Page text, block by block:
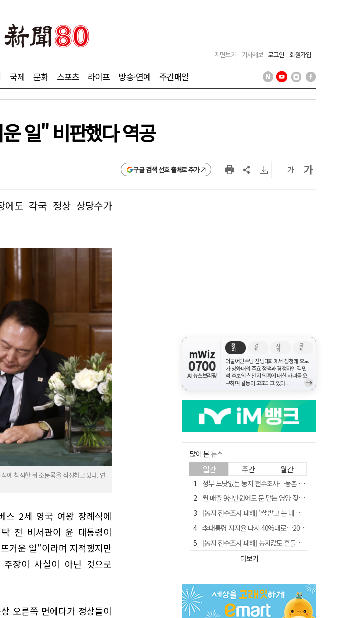
지면보기 기사제보 로그인 회원가입
국제 문화 스포츠 라이프 방송·연예 주간매일
일" 비판했다 역공
구글 검색 선호 출처로 추가 가 가
도 각국 정상 상당수가
에 참석한 뒤 조문록을 작성하고 있다. 연
스 2세 영국 여왕 장례식에
전 비서관이 윤 대통령이
거운 일"이라며 지적했지만
장이 사실이 아닌 것으로
오른쪽 면에다가 정상들이
mWiz
0700
AI 뉴스브리핑
정
치
경
제
사
회
국
제
더불어민주당 전당대회에서 정청래 후보
가 청와대의 주요 정책과 경쟁자인 김민
석 후보의 신천지 의혹에 대한 사과를 요
구하며 갈등이 고조되고 있다...
→
많이 본 뉴스
일간 주간 월간
정부 느닷없는 농지 전수조사…농촌 들쑤시는 '경자유전'의 칼날
월 매출 9천만원에도 문 닫는 영양 젖소농장… "일할 사람이 없어"
[농지 전수조사 폐해] '쌀 받고 논 내 준' 도지농 이제 어쩌나?
李대통령 지지율 다시 40%대로…20대는 18.8%p 급락
[농지 전수조사 폐해] 농지값도 흔들리나…"도지 막히면 헐값 매물 나올 수도"
유승민 "尹 졸업한 서울대 법대·충암고도 없애야"…李 육사 통합 직격
국민 51.9% "李 대통령 재판 재개 필요하다"
경북 영천시, 9월부터 11월까지 반값 여행 혜택 제공
더보기